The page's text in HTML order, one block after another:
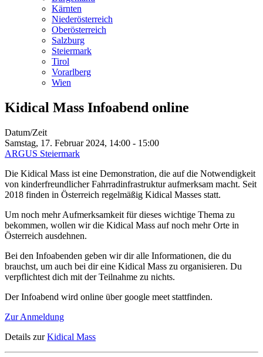
Kärnten
Niederösterreich
Oberösterreich
Salzburg
Steiermark
Tirol
Vorarlberg
Wien
Kidical Mass Infoabend online
Datum/Zeit
Samstag, 17. Februar 2024, 14:00 - 15:00
ARGUS Steiermark
Die Kidical Mass ist eine Demonstration, die auf die Notwendigkeit
von kinderfreundlicher Fahrradinfrastruktur aufmerksam macht. Seit
2018 finden in Österreich regelmäßig Kidical Masses statt.
Um noch mehr Aufmerksamkeit für dieses wichtige Thema zu
bekommen, wollen wir die Kidical Mass auf noch mehr Orte in
Österreich ausdehnen.
Bei den Infoabenden geben wir dir alle Informationen, die du
brauchst, um auch bei dir eine Kidical Mass zu organisieren. Du
verpflichtest dich mit der Teilnahme zu nichts.
Der Infoabend wird online über google meet stattfinden.
Zur Anmeldung
Details zurKidical Mass